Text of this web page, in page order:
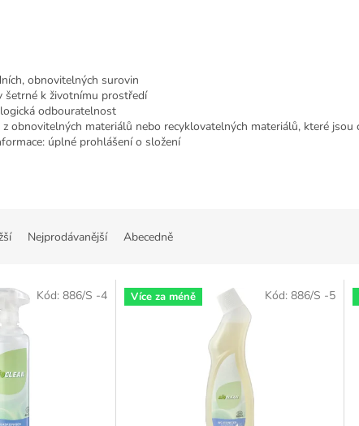
obnovitelných surovin
šetrné k životnímu prostředí
odbouratelnost
obnovitelných materiálů nebo recyklovatelných materiálů, které jsou
úplné prohlášení o složení
Nejprodávanější Abecedně
Kód: 886/S -4 Více za méně Kód: 886/S -5